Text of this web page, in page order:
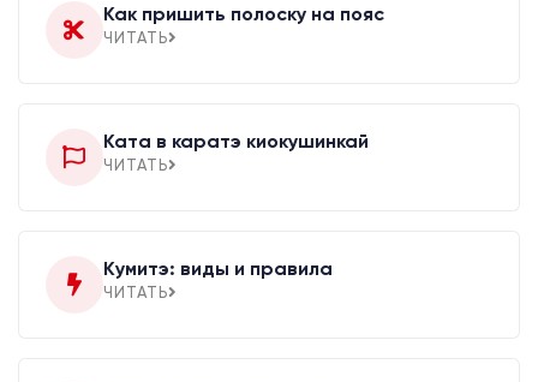
Как пришить полоску на пояс
ЧИТАТЬ
Ката в каратэ киокушинкай
ЧИТАТЬ
Кумитэ: виды и правила
ЧИТАТЬ